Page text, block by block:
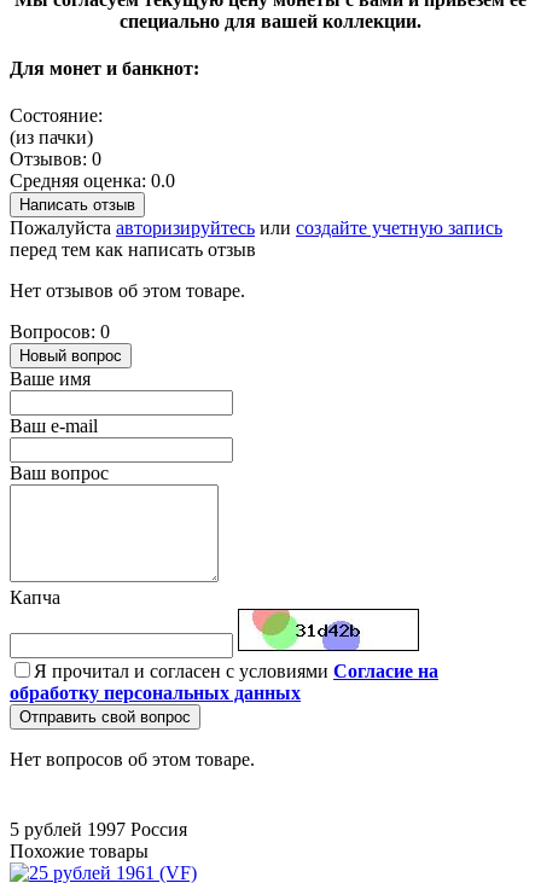
специально для вашей коллекции.
Для монет и банкнот:
Состояние:
(из пачки)
Отзывов: 0
Средняя оценка: 0.0
Написать отзыв
Пожалуйста авторизируйтесь или создайте учетную запись
перед тем как написать отзыв
Нет отзывов об этом товаре.
Вопросов: 0
Новый вопрос
Ваше имя
Ваш e-mail
Ваш вопрос
Капча
Я прочитал и согласен с условиями Согласие на
обработку персональных данных
Отправить свой вопрос
Нет вопросов об этом товаре.
5 рублей 1997 Россия
Похожие товары